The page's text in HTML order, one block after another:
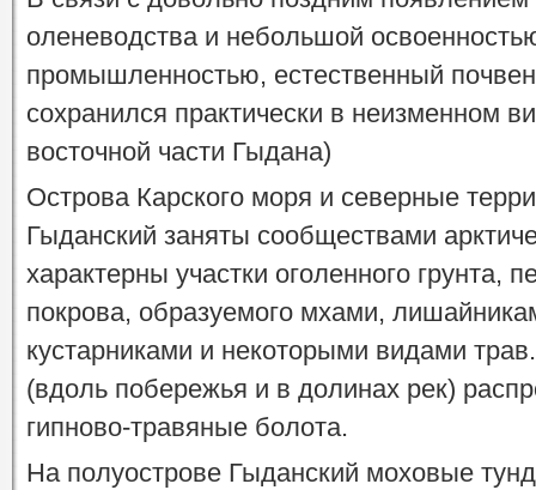
оленеводства и небольшой
промышленностью, естественный
сохранился практически в неизменном
восточной части Гыдана)
Острова Карского моря и северные
Гыданский заняты сообществами
характерны участки оголенного грунта,
покрова, образуемого мхами,
кустарниками и некоторыми видами
(вдоль побережья и в долинах рек)
гипново-травяные болота.
На полуострове Гыданский моховые